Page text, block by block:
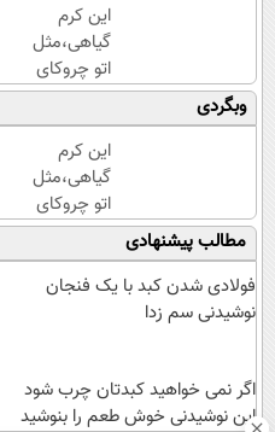
این کرم
گیاهی،مثل
اتو چروکای
پوستتوصاف
میکنه!50%تخفیف
وبگردی
این کرم
گیاهی،مثل
اتو چروکای
پوستتوصاف
میکنه!50%تخفیف
مطالب پیشنهادی
فولادی شدن کبد با یک فنجان
نوشیدنی سم زدا
اگر نمی خواهید کبدتان چرب شود
این نوشیدنی خوش طعم را بنوشید